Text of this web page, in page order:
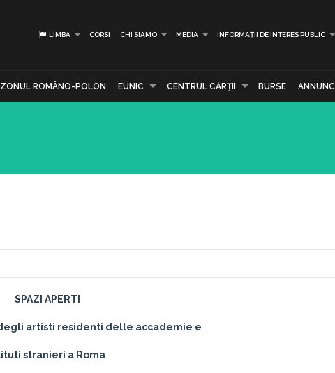
LIMBA CORSI CHI SIAMO MEDIA INFORMAȚII DE INTERES PUBLIC
ROMÂNO-POLON EUNIC CENTRUL CĂRŢII BURSE ANNUNCI
SPAZI APERTI
artisti residenti delle accademie e
stranieri a Roma